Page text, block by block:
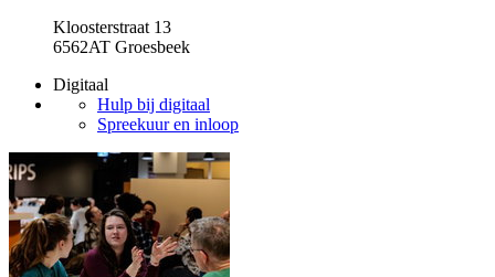
Kloosterstraat 13
6562AT Groesbeek
Digitaal
Hulp bij digitaal
Spreekuur en inloop